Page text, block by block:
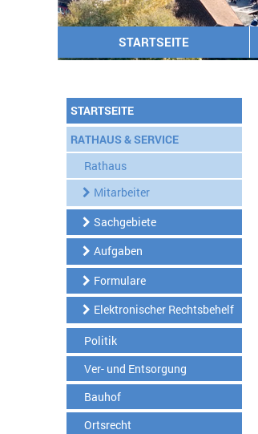
STARTSEITE
STARTSEITE
RATHAUS & SERVICE
Rathaus
Mitarbeiter
Sachgebiete
Aufgaben
Formulare
Elektronischer Rechtsbehelf
Politik
Ver- und Entsorgung
Bauhof
Ortsrecht